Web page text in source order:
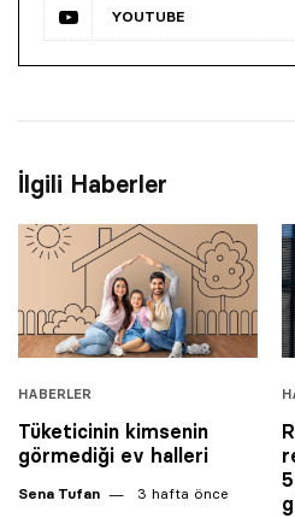
YOUTUBE
İlgili Haberler
HABERLER
Tüketicinin kimsenin
görmediği ev halleri
Sena Tufan 3 hafta önce